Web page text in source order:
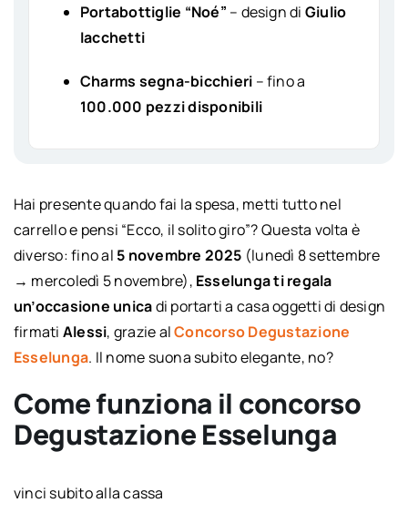
Portabottiglie “Noé” – design di Giulio
Iacchetti
Charms segna-bicchieri – fino a
100.000 pezzi disponibili
Hai presente quando fai la spesa, metti tutto nel
carrello e pensi “Ecco, il solito giro”? Questa volta è
diverso: fino al 5 novembre 2025 (lunedì 8 settembre
→ mercoledì 5 novembre), Esselunga ti regala
un’occasione unicadi portarti a casa oggetti di design
firmati Alessi, grazie alConcorso Degustazione
Esselunga. Il nome suona subito elegante, no?
Come funziona il concorso
Degustazione Esselunga
vinci subito alla cassa